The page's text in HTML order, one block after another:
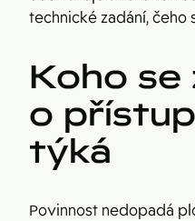
technické zadání, čeho
Koho se
o
týká
Povinnost nedopadá